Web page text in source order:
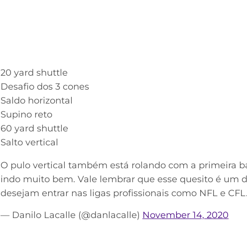
20 yard shuttle
Desafio dos 3 cones
Saldo horizontal
Supino reto
60 yard shuttle
Salto vertical
O pulo vertical também está rolando com a primeira
indo muito bem. Vale lembrar que esse quesito é um
desejam entrar nas ligas profissionais como NFL e CFL.
— Danilo Lacalle (@danlacalle) November 14, 2020